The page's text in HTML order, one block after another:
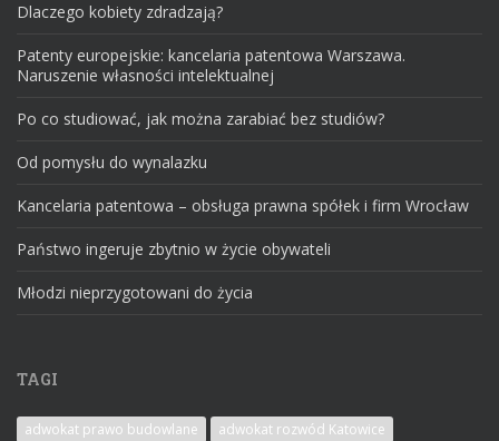
Dlaczego kobiety zdradzają?
Patenty europejskie: kancelaria patentowa Warszawa.
Naruszenie własności intelektualnej
Po co studiować, jak można zarabiać bez studiów?
Od pomysłu do wynalazku
Kancelaria patentowa – obsługa prawna spółek i firm Wrocław
Państwo ingeruje zbytnio w życie obywateli
Młodzi nieprzygotowani do życia
TAGI
adwokat prawo budowlane
adwokat rozwód Katowice